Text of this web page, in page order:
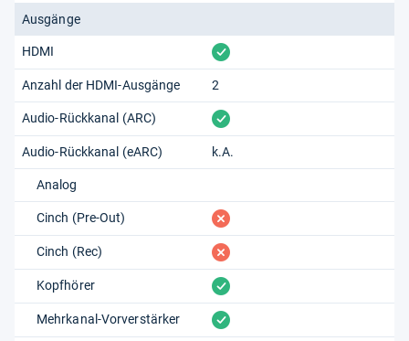
Ausgänge
HDMI vorhanden
Anzahl der HDMI-Ausgänge 2
Audio-Rückkanal (ARC) vorhanden
Audio-Rückkanal (eARC) k.A.
Analog
Cinch (Pre-Out) fehlt
Cinch (Rec) fehlt
Kopfhörer vorhanden
Mehrkanal-Vorverstärker vorhanden